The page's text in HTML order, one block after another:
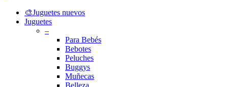
🎨Juguetes nuevos
Juguetes
–
Para Bebés
Bebotes
Peluches
Buggys
Muñecas
Belleza